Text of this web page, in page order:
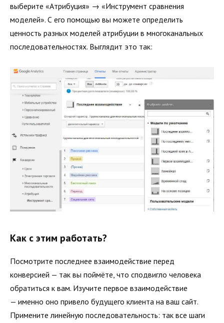
выберите «Атрибуция» → «Инструмент сравнения
моделей». С его помощью вы можете определить
ценность разных моделей атрибуции в многоканальных
последовательностях. Выглядит это так:
Как с этим работать?
Посмотрите последнее взаимодействие перед
конверсией — так вы поймёте, что сподвигло человека
обратиться к вам. Изучите первое взаимодействие
— именно оно привело будущего клиента на ваш сайт.
Примените линейную последовательность: так все шаги